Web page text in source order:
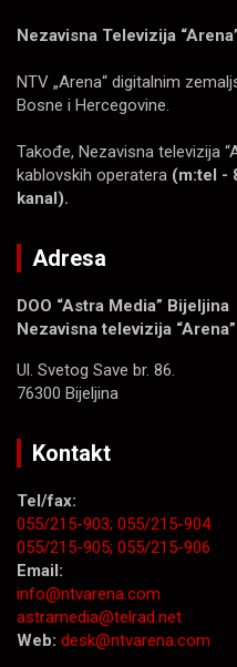
Nezavisna Televizija
NTV „Arena“ digitalnim
Bosne i Hercegovine.
Takođe, Nezavisna televizija
kablovskih operatera (m:tel -
kanal).
Adresa
DOO “Astra Media” Bijeljina
Nezavisna televizija “Arena”
Ul. Svetog Save br. 86.
76300 Bijeljina
Kontakt
Tel/fax:
055/215-903; 055/215-904
055/215-905; 055/215-906
Email:
info@ntvarena.com
astramedia@telrad.net
Web: desk@ntvarena.com